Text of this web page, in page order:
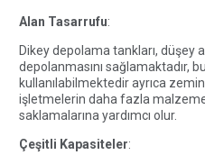
Alan Tasarrufu:
Dikey depolama tankları, düşey
depolanmasını sağlamaktadır,
kullanılabilmektedir ayrıca zemin
işletmelerin daha fazla
saklamalarına yardımcı olur.
Çeşitli Kapasiteler: